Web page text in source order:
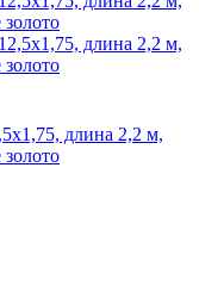
длина 2,2 м,